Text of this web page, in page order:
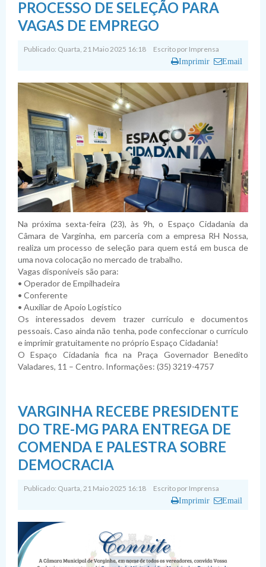
PROCESSO DE SELEÇÃO PARA
VAGAS DE EMPREGO
Publicado: Quarta, 21 Maio 2025 16:18 Escrito por Imprensa
Imprimir Email
Na próxima sexta-feira (23), às 9h, o Espaço Cidadania da
Câmara de Varginha, em parceria com a empresa RH Nossa,
realiza um processo de seleção para quem está em busca de
uma nova colocação no mercado de trabalho.
Vagas disponíveis são para:
• Operador de Empilhadeira
• Conferente
• Auxiliar de Apoio Logístico
Os interessados devem trazer currículo e documentos
pessoais. Caso ainda não tenha, pode confeccionar o currículo
e imprimir gratuitamente no próprio Espaço Cidadania!
O Espaço Cidadania fica na Praça Governador Benedito
Valadares, 11 – Centro. Informações: (35) 3219-4757
VARGINHA RECEBE PRESIDENTE
DO TRE-MG PARA ENTREGA DE
COMENDA E PALESTRA SOBRE
DEMOCRACIA
Publicado: Quarta, 21 Maio 2025 16:18 Escrito por Imprensa
Imprimir Email